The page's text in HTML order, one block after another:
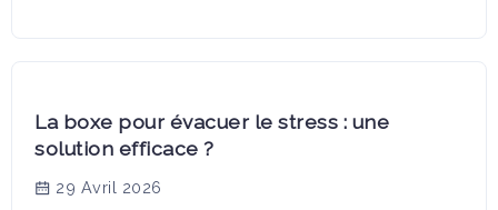
La boxe pour évacuer le stress : une
solution efficace ?
29 Avril 2026